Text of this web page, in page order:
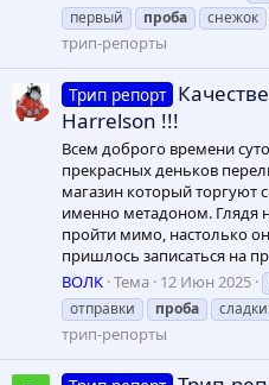
первый
проба снежок
трип-репорты
Трип репорт
Harrelson !!!
Всем доброго времени
прекрасных деньков
магазин который торгуют
именно метадоном. Глядя
пройти мимо, настолько
пришлось записаться на
ВОЛK Тема 12 Июн 2025
отправки
проба
трип-репорты